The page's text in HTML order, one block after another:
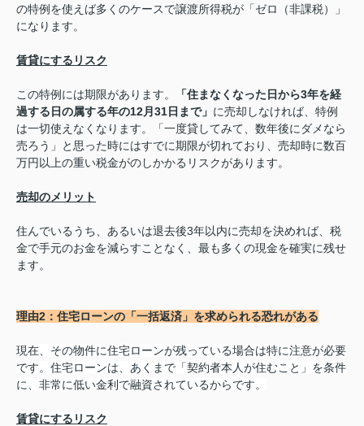
の特例を使えば多くのケースで譲渡所得税が「ゼロ（非課税）」
になります。
賃貸にするリスク
この特例には期限があります。
「住まなくなった日から3年を経
過する日の属する年の12月31日まで」 に売却しなければ、特例
は一切使えなくなります。「一度貸してみて、数年後にダメなら
売ろう」と思った時にはすでに期限が切れており、売却時に数百
万円以上の重い税金がのしかかるリスクがあります。
売却のメリット
住んでいるうち、あるいは退去後3年以内に売却を決めれば、税
金で手元のお金を減らすことなく、最も多くの現金を確実に残せ
ます。
理由2：住宅ローンの「一括返済」を求められる恐れがある
現在、その物件に住宅ローンが残っている場合は特に注意が必要
です。住宅ローンは、あくまで「契約者本人が住むこと」を条件
に、非常に低い金利で融資されているからです。
賃貸にするリスク